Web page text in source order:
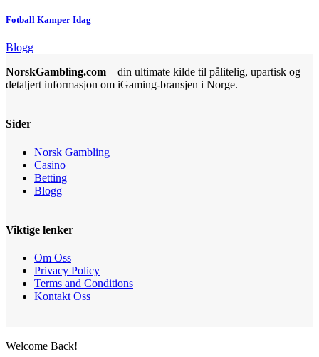
Fotball Kamper Idag
Blogg
NorskGambling.com – din ultimate kilde til pålitelig, upartisk og
detaljert informasjon om iGaming-bransjen i Norge.
Sider
Norsk Gambling
Casino
Betting
Blogg
Viktige lenker
Om Oss
Privacy Policy
Terms and Conditions
Kontakt Oss
Welcome Back!